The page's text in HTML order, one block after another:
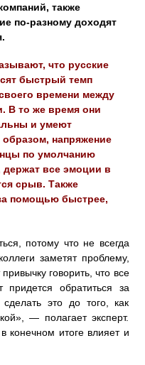
также
по-разному доходят
что русские
быстрый темп
времени между
В то же время они
и умеют
напряжение
по умолчанию
все эмоции в
срыв. Также
помощью быстрее,
потому что не всегда
заметят проблему,
говорить, что все
обратиться за
это до того, как
— полагает эксперт.
конечном итоге влияет и